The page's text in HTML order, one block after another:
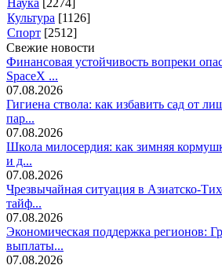
Культура [1126]
Спорт [2512]
Свежие новости
Финансовая устойчивость вопреки
SpaceX ...
07.08.2026
Гигиена ствола: как избавить сад от
пар...
07.08.2026
Школа милосердия: как зимняя
и д...
07.08.2026
Чрезвычайная ситуация в Азиатско-
тайф...
07.08.2026
Экономическая поддержка регионов:
выплаты...
07.08.2026